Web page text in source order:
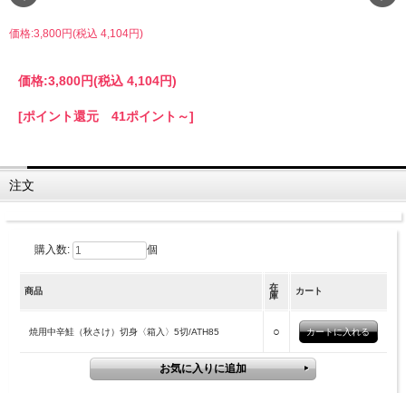
価格:3,800円(税込 4,104円)
価格:3,800円(税込 4,104円)
[ポイント還元 41ポイント～]
注文
購入数: 個
商品
在
庫
カート
焼用中辛鮭（秋さけ）切身〈箱入〉5切/ATH85 ○